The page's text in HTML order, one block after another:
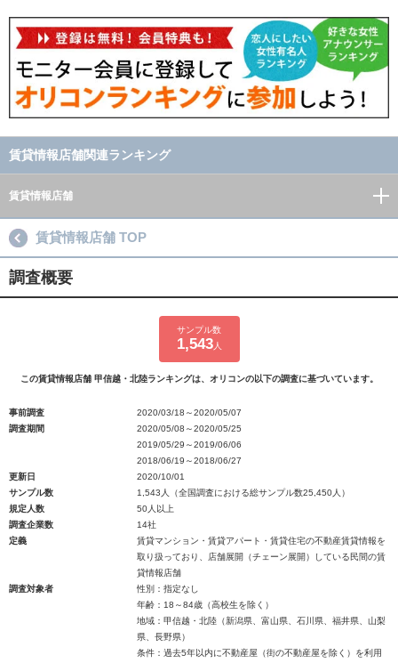
賃貸情報店舗関連ランキング
賃貸情報店舗
賃貸情報店舗 TOP
調査概要
サンプル数
1,543人
この賃貸情報店舗 甲信越・北陸ランキングは、オリコンの以下の調査に基づいています。
事前調査
2020/03/18～2020/05/07
調査期間
2020/05/08～2020/05/25
2019/05/29～2019/06/06
2018/06/19～2018/06/27
更新日
2020/10/01
サンプル数
1,543人（全国調査における総サンプル数25,450人）
規定人数
50人以上
調査企業数
14社
定義
賃貸マンション・賃貸アパート・賃貸住宅の不動産賃貸情報を
取り扱っており、店舗展開（チェーン展開）している民間の賃
貸情報店舗
調査対象者
性別：指定なし
年齢：18～84歳（高校生を除く）
地域：甲信越・北陸（新潟県、富山県、石川県、福井県、山梨
県、長野県）
条件：過去5年以内に不動産屋（街の不動産屋を除く）を利用